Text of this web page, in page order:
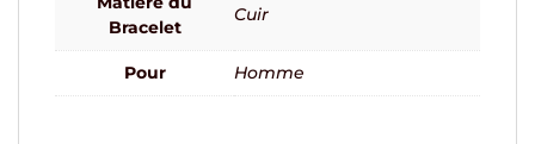
Bracelet
Cuir
Pour Homme